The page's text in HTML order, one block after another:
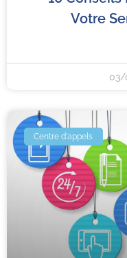
Votre
03/
Centre d'appels